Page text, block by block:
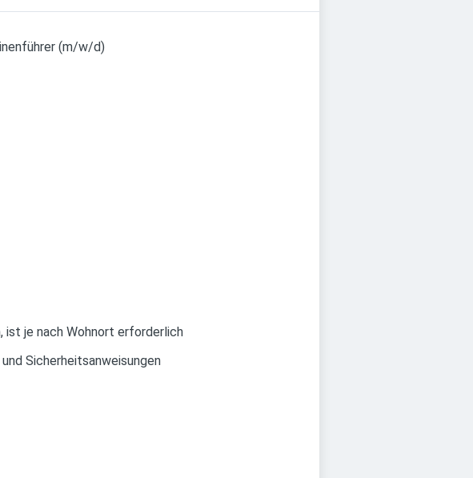
(m/w/d)
ist je nach Wohnort erforderlich
Sicherheitsanweisungen